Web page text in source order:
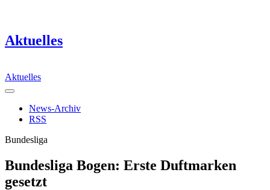
Aktuelles
Aktuelles
News-Archiv
RSS
Bundesliga
Bundesliga Bogen: Erste Duftmarken
gesetzt